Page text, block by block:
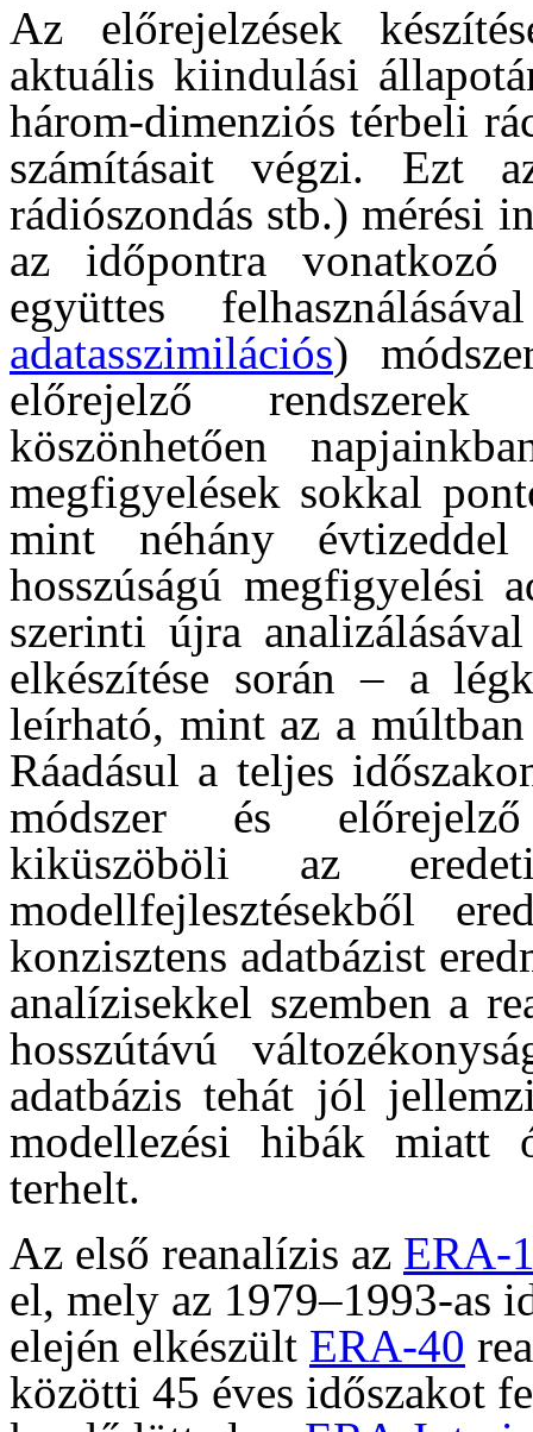
Az előrejelzések
aktuális kiindulási
három-dimenziós térbeli
számításait végzi. Ezt
rádiószondás stb.) mérési
az időpontra vonatkozó
együttes
adatasszimilációs)
előrejelző
köszönhetően
megfigyelések sokkal
mint néhány
hosszúságú megfigyelési
szerinti újra
elkészítése során – a
leírható, mint az a
Ráadásul a teljes
módszer és előrejelző
kiküszöböli az
modellfejlesztésekből
konzisztens adatbázist
analízisekkel szemben a
hosszútávú
adatbázis tehát jól
modellezési hibák miatt
terhelt.
Az első reanalízis az ERA-
el, mely az 1979–1993-as
elején elkészült ERA-40
közötti 45 éves időszakot